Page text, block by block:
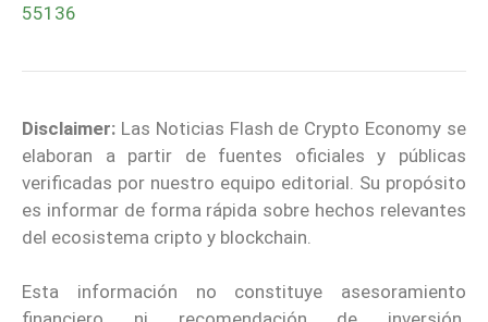
55136
Disclaimer: Las Noticias Flash de Crypto Economy se
elaboran a partir de fuentes oficiales y públicas
verificadas por nuestro equipo editorial. Su propósito
es informar de forma rápida sobre hechos relevantes
del ecosistema cripto y blockchain.
Esta información no constituye asesoramiento